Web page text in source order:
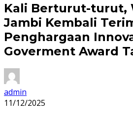
Kali Berturut-turut,
Jambi Kembali
Penghargaan
Goverment Award
admin
11/12/2025